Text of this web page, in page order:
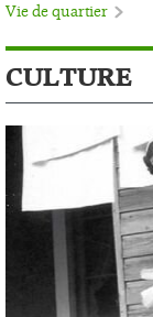
Vie de quartier
CULTURE